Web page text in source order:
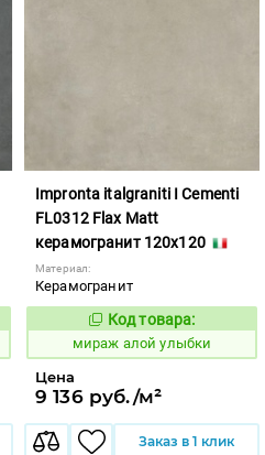
Impronta italgraniti I Cementi
FL0312 Flax Matt
керамогранит 120x120
Материал:
Керамогранит
984611
Код товара:
мираж алой улыбки
Цена
9 136 руб./м²
Заказ в 1 клик